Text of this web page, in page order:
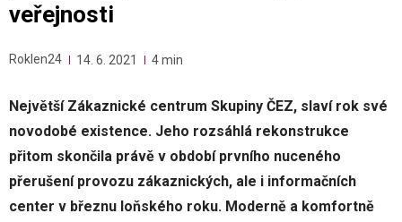
veřejnosti
Roklen24 14. 6. 2021 4 min
Největší Zákaznické centrum Skupiny ČEZ, slaví rok své
novodobé existence. Jeho rozsáhlá rekonstrukce
přitom skončila právě v období prvního nuceného
přerušení provozu zákaznických, ale i informačních
center v březnu loňského roku. Moderně a komfortně